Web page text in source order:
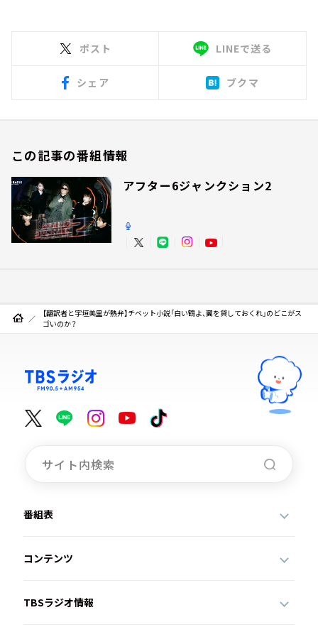
ポスト LINEで送る
シェア ブクマ
この記事の番組情報
アフター6ジャンクション2
【翻訳者と宇垣美里が熱弁】チベット小説「白い鶴よ、翼を貸しておくれ」のどこがス
ゴいのか？
番組表
コンテンツ
TBSラジオ情報